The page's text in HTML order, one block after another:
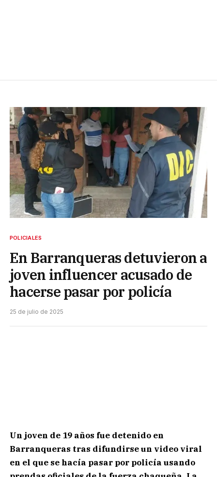
POLICIALES
En Barranqueras detuvieron a
joven influencer acusado de
hacerse pasar por policía
25 de julio de 2025
Un joven de 19 años fue detenido en
Barranqueras tras difundirse un video viral
en el que se hacía pasar por policía usando